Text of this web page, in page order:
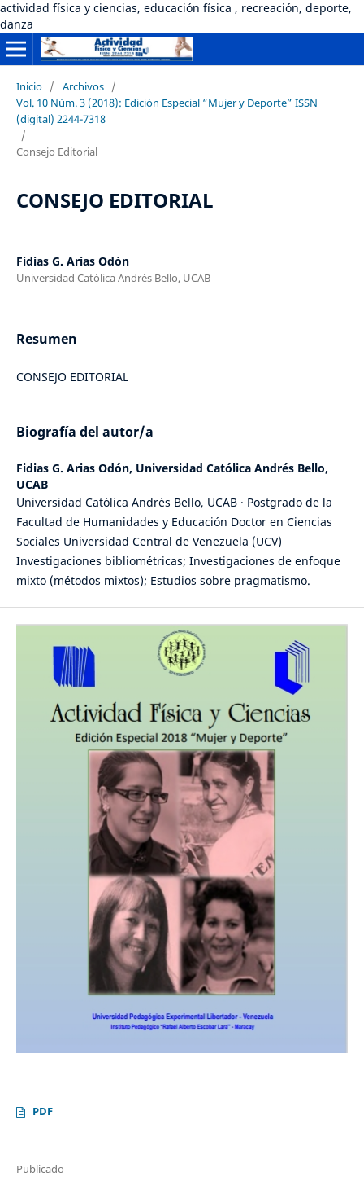
actividad física y ciencias, educación física , recreación, deporte,
danza
Inicio / Archivos /
Vol. 10 Núm. 3 (2018): Edición Especial “Mujer y Deporte” ISSN
(digital) 2244-7318
/
Consejo Editorial
CONSEJO EDITORIAL
Fidias G. Arias Odón
Universidad Católica Andrés Bello, UCAB
Resumen
CONSEJO EDITORIAL
Biografía del autor/a
Fidias G. Arias Odón, Universidad Católica Andrés Bello,
UCAB
Universidad Católica Andrés Bello, UCAB · Postgrado de la
Facultad de Humanidades y Educación Doctor en Ciencias
Sociales Universidad Central de Venezuela (UCV)
Investigaciones bibliométricas; Investigaciones de enfoque
mixto (métodos mixtos); Estudios sobre pragmatismo.
PDF
Publicado